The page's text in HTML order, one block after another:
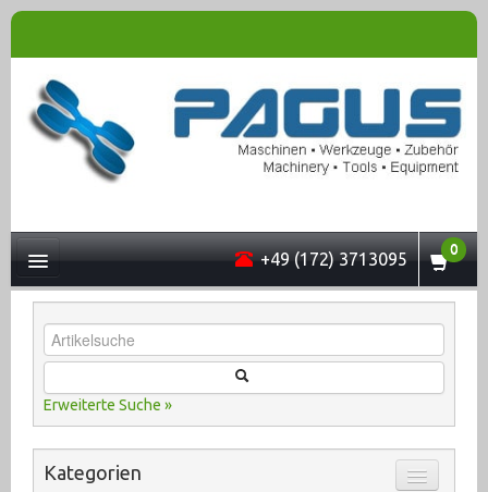
+49 (172) 3713095
0
UNTERNEHMEN
MASCHINEN
ONLINESHOP
Erweiterte Suche »
Kategorien